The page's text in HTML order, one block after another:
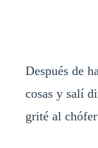
Después de
cosas y salí
grité al